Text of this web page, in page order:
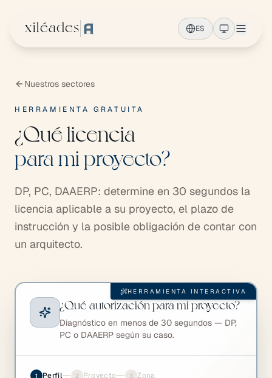
xiléades
ES
Nuestros sectores
HERRAMIENTA GRATUITA
¿Qué licencia
para mi proyecto?
DP, PC, DAAERP: determine en 30 segundos la
licencia aplicable a su proyecto, el plazo de
instrucción y la posible obligación de contar con
un arquitecto.
HERRAMIENTA INTERACTIVA
¿Qué autorización para mi proyecto?
Diagnóstico en menos de 30 segundos — DP,
PC o DAAERP según su caso.
1 Perfil— 2 Proyecto— 3 Zona